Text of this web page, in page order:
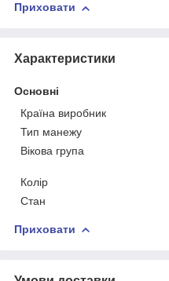
Приховати
Характеристики
Основні
Країна виробник
Тип манежу
Вікова група
Колір
Стан
Приховати